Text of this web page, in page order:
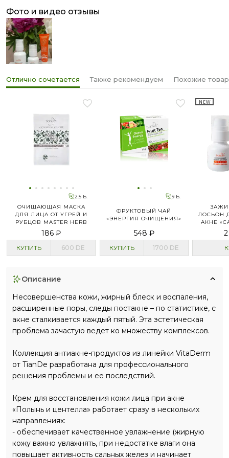
базового ухода эти средства обеспечивают более
профессиональный подход к решению проблемы акне, а
также более широкий спектр действия благодаря
комплексному восстановлению кожи.
фото и видео отзывы
Отлично сочетается Также рекомендуем Похожие
2.5 Б.
ОЧИЩАЮЩАЯ МАСКА
ДЛЯ ЛИЦА ОТ УГРЕЙ И
РУБЦОВ MASTER HERB
186 ₽
КУПИТЬ 600 DE
9 Б.
ФРУКТОВЫЙ ЧАЙ
«ЭНЕРГИЯ ОЧИЩЕНИЯ»
548 ₽
КУПИТЬ 1700 DE
NEW
ЛОСЬОН
АКНЕ
описание
Несовершенства кожи, жирный блеск и воспаления,
расширенные поры, следы постакне – по статистике, с
акне сталкивается каждый пятый. Эта эстетическая
проблема зачастую ведет ко множеству комплексов.
Коллекция антиакне-продуктов из линейки VitaDerm
от TianDe разработана для профессионального
решения проблемы и ее последствий.
Крем для восстановления кожи лица при акне
«Полынь и центелла» работает сразу в нескольких
направлениях:
- обеспечивает качественное увлажнение (жирную
кожу важно увлажнять, при недостатке влаги она
повышает активность сальных желез и начинает